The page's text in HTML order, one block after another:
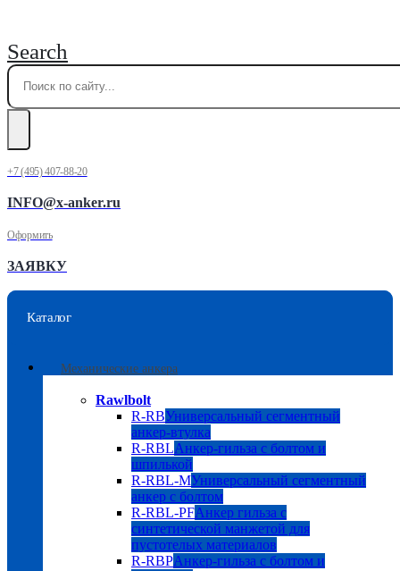
Search
+7 (495) 407-88-20
INFO@x-anker.ru
Оформить
ЗАЯВКУ
Каталог
Механические анкера
Rawlbolt
R-RBУниверсальный сегментный
анкер-втулка
R-RBLАнкер-гильза с болтом и
шпилькой
R-RBL-MУниверсальный сегментный
анкер с болтом
R-RBL-PFАнкер гильза с
синтетической манжетой для
пустотелых материалов
R-RBPАнкер-гильза с болтом и